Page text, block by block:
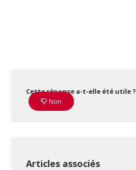
Cette réponse a-t-elle été utile ?
Non
Articles associés